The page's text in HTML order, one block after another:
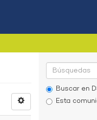
Buscar en
Esta